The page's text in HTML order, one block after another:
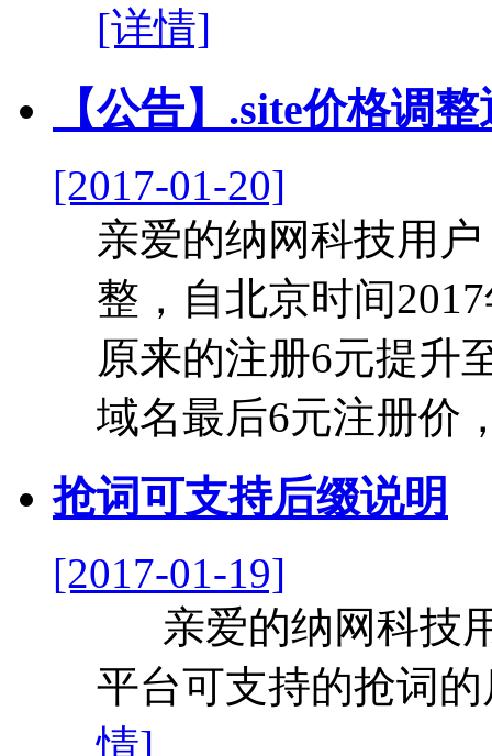
[详情]
【公告】.site价格调
[2017-01-20]
亲爱的纳网科技用
整，自北京时间
原来的注册6元提升
域名最后6元注册
抢词可支持后缀说明
[2017-01-19]
亲爱的纳网科技
平台可支持的抢词
情]